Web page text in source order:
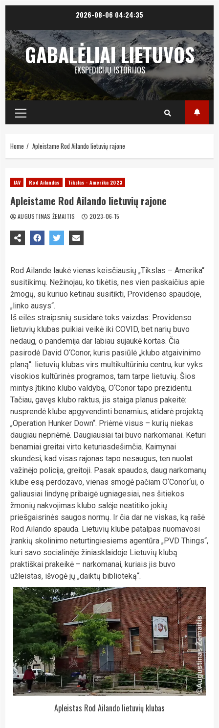
content
2026-08-06 04:24:36
GABALĖLIAI LIETUVOS
EKSPEDICIJŲ ISTORIJOS
Primary
Menu
Home Apleistame Rod Ailando lietuvių rajone
JAV Rod Ailandas Tikslas - Amerika 2023
Apleistame Rod Ailando lietuvių rajone
AUGUSTINAS ŽEMAITIS 2023-06-15
Rod Ailande laukė vienas keisčiausių „Tikslas – Amerika“
susitikimų. Nežinojau, ko tikėtis, nes vien paskaičius apie
žmogų, su kuriuo ketinau susitikti, Providenso spaudoje,
„linko ausys“.
Iš eilės straipsnių susidarė toks vaizdas: Providenso
lietuvių klubas puikiai veikė iki COVID, bet narių buvo
nedaug, o pandemija dar labiau sujaukė kortas. Čia
pasirodė David O‘Conor, kuris pasiūlė „klubo atgaivinimo
planą“: lietuvių klubas virs multikultūriniu centru, kur vyks
visokios kultūrinės programos, tam tarpe lietuvių. Šios
mintys įtikino klubo valdybą, O‘Conor tapo prezidentu.
Tačiau, gavęs klubo raktus, jis staiga planus pakeitė:
nusprendė klube apgyvendinti benamius, atidarė projektą
„Operation Hunker Down“. Priėmė visus – kurių niekas
daugiau nepriėmė. Daugiausiai tai buvo narkomanai. Keturi
benamiai greitai virto keturiasdešimčia. Kaimynai
skundėsi, kad visas rajonas tapo nesaugus, ten nuolat
važinėjo policija, greitoji. Pasak spaudos, daug narkomanų
klube esą perdozavo, vienas smogė pačiam O‘Conor‘ui, o
galiausiai lindynę pribaigė ugniagesiai, nes šitiekos
žmonių nakvojimas klubo salėje neatitiko jokių
priešgaisrinės saugos normų. Ir čia dar ne viskas, ką rašė
Rod Ailando spauda. Lietuvių klube patalpas nuomavosi
įrankių skolinimo neturtingiesiems agentūra „PVD Things“,
kuri savo socialinėje žiniasklaidoje Lietuvių klubą
praktiškai prakeikė – narkomanai, kuriais jis buvo
užleistas, išvogė jų „daiktų biblioteką“.
Apleistas Rod Ailando lietuvių klubas